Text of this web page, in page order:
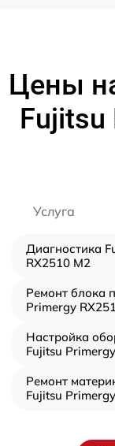
Цены
Fujitsu
Услуга
Диагностика
RX2510 M2
Ремонт блока
Primergy
Настройка
Fujitsu
Ремонт
Fujitsu